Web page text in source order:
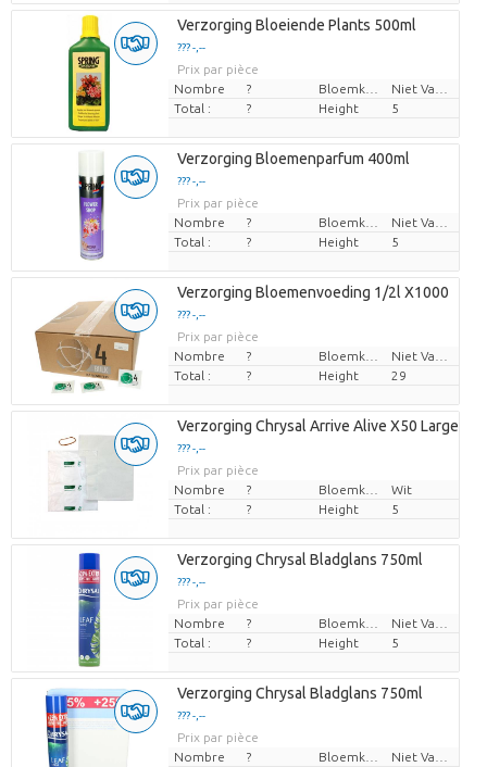
Verzorging Bloeiende Plants 500ml
??? -,--
Prix par pièce
Nombre
?
Total :
? Height 5
Verzorging Bloemenparfum 400ml
??? -,--
Prix par pièce
Nombre
?
Total :
? Height 5
Verzorging Bloemenvoeding 1/2l X1000
??? -,--
Prix par pièce
Nombre
?
Total :
? Height 29
Verzorging Chrysal Arrive Alive X50 Large
??? -,--
Prix par pièce
Nombre
?
Wit
Total :
? Height 5
Verzorging Chrysal Bladglans 750ml
??? -,--
Prix par pièce
Nombre
?
Total :
? Height 5
Verzorging Chrysal Bladglans 750ml
??? -,--
Prix par pièce
Nombre
?